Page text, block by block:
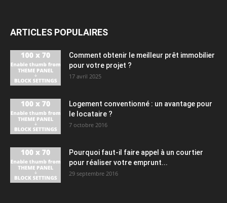
ARTICLES POPULAIRES
Comment obtenir le meilleur prêt immobilier
pour votre projet ?
17 avril 2025
Logement conventionné : un avantage pour
le locataire ?
7 octobre 2016
Pourquoi faut-il faire appel à un courtier
pour réaliser votre emprunt...
29 septembre 2016